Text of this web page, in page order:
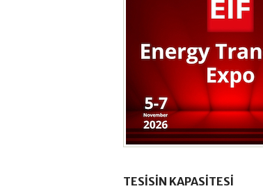
TESİSİN KAPASİTESİ